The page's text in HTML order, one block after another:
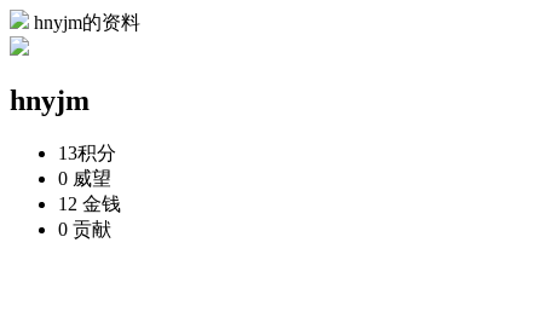
hnyjm的资料
hnyjm
13积分
0 威望
12 金钱
0 贡献